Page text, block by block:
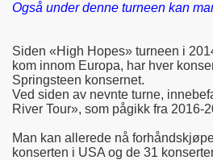
Også under denne turneen kan
Siden «High Hopes» turneen i
kom innom Europa, har hver
Springsteen konsernet.
Ved siden av nevnte turne,
River Tour», som pågikk fra 2016-
Man kan allerede nå
konserten i USA og de 31